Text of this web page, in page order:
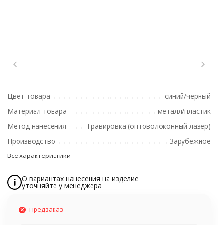
Цвет товара
синий/черный
Материал товара
металл/пластик
Метод нанесения
Гравировка (оптоволоконный лазер)
Производство
Зарубежное
Все характеристики
О вариантах нанесения на изделие
уточняйте у менеджера
Предзаказ